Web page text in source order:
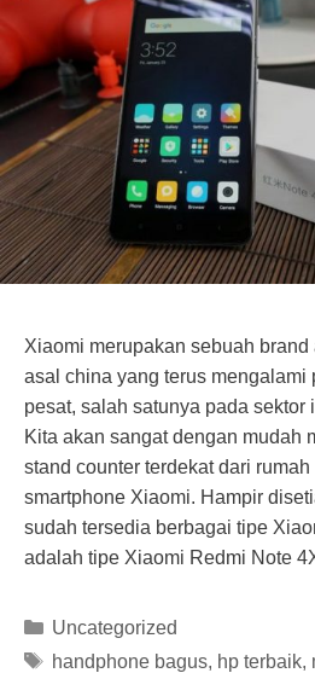
Xiaomi merupakan sebuah
asal china yang terus mengalami
pesat, salah satunya pada sektor
Kita akan sangat dengan mudah
stand counter terdekat dari
smartphone Xiaomi. Hampir
sudah tersedia berbagai tipe
adalah tipe Xiaomi Redmi Note
Categories
Uncategorized
Tags
handphone bagus, hp terbaik,